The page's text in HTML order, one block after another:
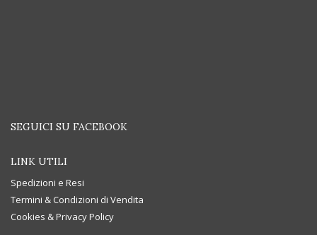
SEGUICI SU FACEBOOK
LINK UTILI
Spedizioni e Resi
Termini & Condizioni di Vendita
Cookies & Privacy Policy